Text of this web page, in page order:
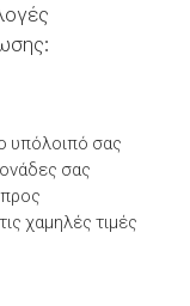
υπόλοιπό σας
σας
χαμηλές τιμές